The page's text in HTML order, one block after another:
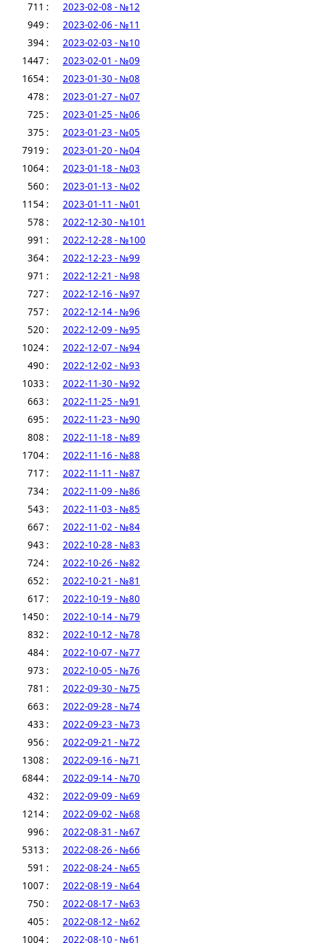
711 :
2023-02-08 - №12
949 :
2023-02-06 - №11
394 :
2023-02-03 - №10
1447 :
2023-02-01 - №09
1654 :
2023-01-30 - №08
478 :
2023-01-27 - №07
725 :
2023-01-25 - №06
375 :
2023-01-23 - №05
7919 :
2023-01-20 - №04
1064 :
2023-01-18 - №03
560 :
2023-01-13 - №02
1154 :
2023-01-11 - №01
578 :
2022-12-30 - №101
991 :
2022-12-28 - №100
364 :
2022-12-23 - №99
971 :
2022-12-21 - №98
727 :
2022-12-16 - №97
757 :
2022-12-14 - №96
520 :
2022-12-09 - №95
1024 :
2022-12-07 - №94
490 :
2022-12-02 - №93
1033 :
2022-11-30 - №92
663 :
2022-11-25 - №91
695 :
2022-11-23 - №90
808 :
2022-11-18 - №89
1704 :
2022-11-16 - №88
717 :
2022-11-11 - №87
734 :
2022-11-09 - №86
543 :
2022-11-03 - №85
667 :
2022-11-02 - №84
943 :
2022-10-28 - №83
724 :
2022-10-26 - №82
652 :
2022-10-21 - №81
617 :
2022-10-19 - №80
1450 :
2022-10-14 - №79
832 :
2022-10-12 - №78
484 :
2022-10-07 - №77
973 :
2022-10-05 - №76
781 :
2022-09-30 - №75
663 :
2022-09-28 - №74
433 :
2022-09-23 - №73
956 :
2022-09-21 - №72
1308 :
2022-09-16 - №71
6844 :
2022-09-14 - №70
432 :
2022-09-09 - №69
1214 :
2022-09-02 - №68
996 :
2022-08-31 - №67
5313 :
2022-08-26 - №66
591 :
2022-08-24 - №65
1007 :
2022-08-19 - №64
750 :
2022-08-17 - №63
405 :
2022-08-12 - №62
1004 :
2022-08-10 - №61